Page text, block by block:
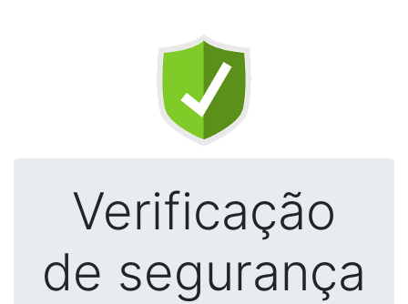
Verificação
de segurança